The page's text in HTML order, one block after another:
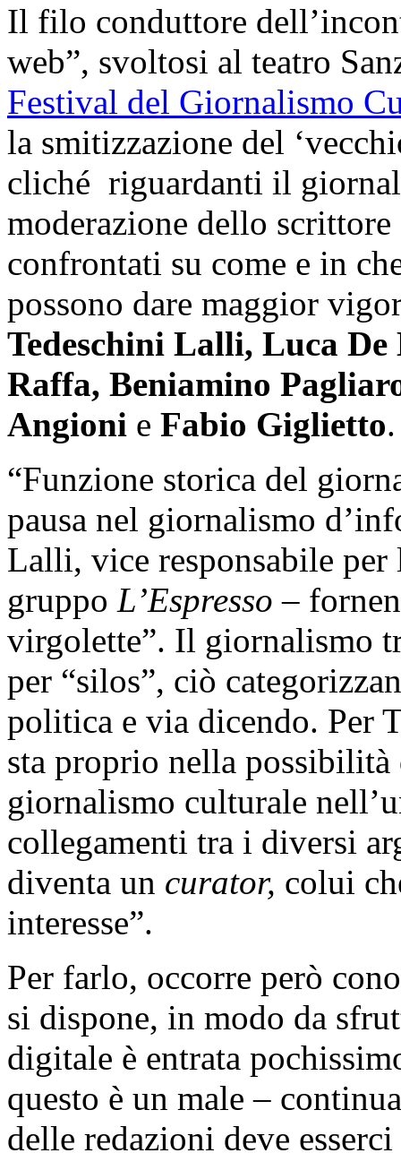
Il filo conduttore
web”, svoltosi al teatro
Festival del Giornalismo
la smitizzazione del
cliché riguardanti il
moderazione dello scrittore
confrontati su come e in
possono dare maggior
Tedeschini Lalli, Luca
Raffa, Beniamino
Angioni e Fabio Giglietto.
“Funzione storica del
pausa nel giornalismo
Lalli, vice responsabile
gruppo L’Espresso –
virgolette”. Il giornalismo
per “silos”, ciò
politica e via dicendo. Per
sta proprio nella possibilità
giornalismo culturale
collegamenti tra i diversi
diventa un curator, colui
interesse”.
Per farlo, occorre però
si dispone, in modo da
digitale è entrata
questo è un male –
delle redazioni deve